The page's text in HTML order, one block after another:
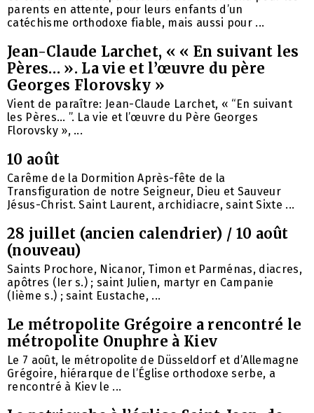
parents en attente, pour leurs enfants d’un
catéchisme orthodoxe fiable, mais aussi pour ...
Jean-Claude Larchet, « « En suivant les
Pères… ». La vie et l’œuvre du père
Georges Florovsky »
Vient de paraître: Jean-Claude Larchet, « “En suivant
les Pères… ”. La vie et l’œuvre du Père Georges
Florovsky », ...
10 août
Carême de la Dormition Après-fête de la
Transfiguration de notre Seigneur, Dieu et Sauveur
Jésus-Christ. Saint Laurent, archidiacre, saint Sixte ...
28 juillet (ancien calendrier) / 10 août
(nouveau)
Saints Prochore, Nicanor, Timon et Parménas, diacres,
apôtres (Ier s.) ; saint Julien, martyr en Campanie
(Iième s.) ; saint Eustache, ...
Le métropolite Grégoire a rencontré le
métropolite Onuphre à Kiev
Le 7 août, le métropolite de Düsseldorf et d’Allemagne
Grégoire, hiérarque de l’Église orthodoxe serbe, a
rencontré à Kiev le ...